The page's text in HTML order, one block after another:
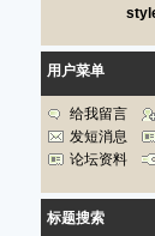
用户菜单
给我留言
发短消息
论坛资料
标题搜索